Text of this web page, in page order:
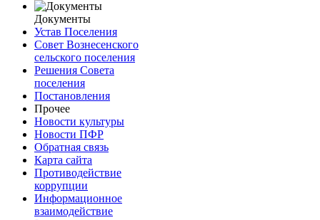
Документы
Устав Поселения
Совет Вознесенского
сельского поселения
Решения Совета
поселения
Постановления
Прочее
Новости культуры
Новости ПФР
Обратная связь
Карта сайта
Противодействие
коррупции
Информационное
взаимодействие